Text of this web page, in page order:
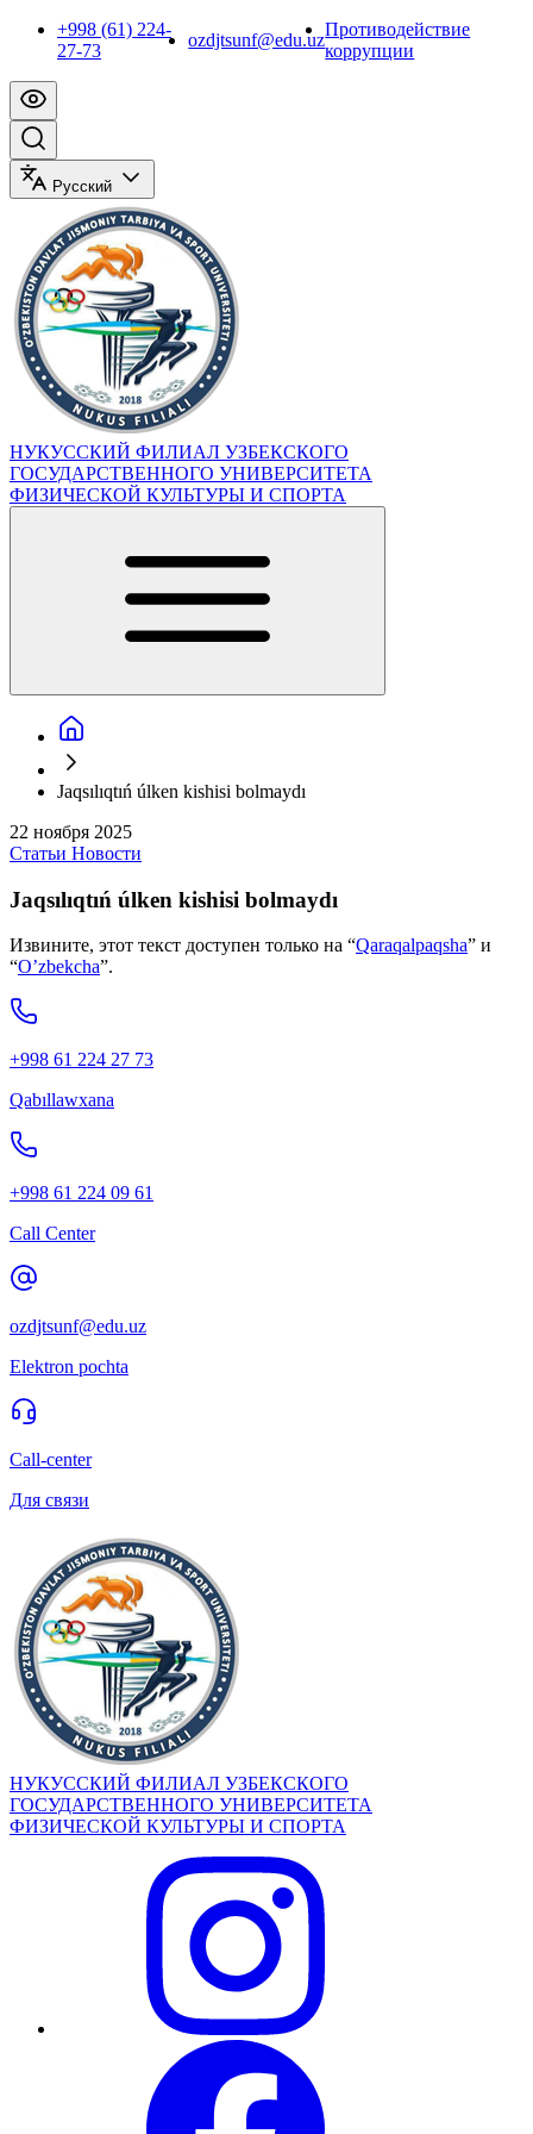
+998 (61) 224-
27-73
ozdjtsunf@edu.uz
Противодействие
коррупции
Русский
НУКУССКИЙ ФИЛИАЛ УЗБЕКСКОГО
ГОСУДАРСТВЕННОГО УНИВЕРСИТЕТА
ФИЗИЧЕСКОЙ КУЛЬТУРЫ И СПОРТА
Jaqsılıqtıń úlken kishisi bolmaydı
22 ноября 2025
Статьи Новости
Jaqsılıqtıń úlken kishisi bolmaydı
Извините, этот текст доступен только на “Qaraqalpaqsha” и
“O’zbekcha”.
+998 61 224 27 73
Qabıllawxana
+998 61 224 09 61
Call Center
ozdjtsunf@edu.uz
Elektron pochta
Call-center
Для связи
НУКУССКИЙ ФИЛИАЛ УЗБЕКСКОГО
ГОСУДАРСТВЕННОГО УНИВЕРСИТЕТА
ФИЗИЧЕСКОЙ КУЛЬТУРЫ И СПОРТА